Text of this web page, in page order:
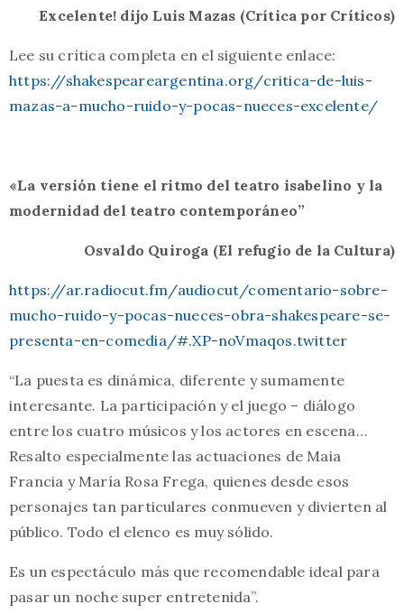
Excelente! dijo Luis Mazas (Crítica por Críticos)
Lee su crítica completa en el siguiente enlace:
https://shakespeareargentina.org/critica-de-luis-
mazas-a-mucho-ruido-y-pocas-nueces-excelente/
«La versión tiene el ritmo del teatro isabelino y la
modernidad del teatro contemporáneo”
Osvaldo Quiroga (El refugio de la Cultura)
https://ar.radiocut.fm/audiocut/comentario-sobre-
mucho-ruido-y-pocas-nueces-obra-shakespeare-se-
presenta-en-comedia/#.XP-noVmaqos.twitter
“La puesta es dinámica, diferente y sumamente
interesante. La participación y el juego – diálogo
entre los cuatro músicos y los actores en escena…
Resalto especialmente las actuaciones de Maia
Francia y María Rosa Frega, quienes desde esos
personajes tan particulares conmueven y divierten al
público. Todo el elenco es muy sólido.
Es un espectáculo más que recomendable ideal para
pasar un noche super entretenida”.